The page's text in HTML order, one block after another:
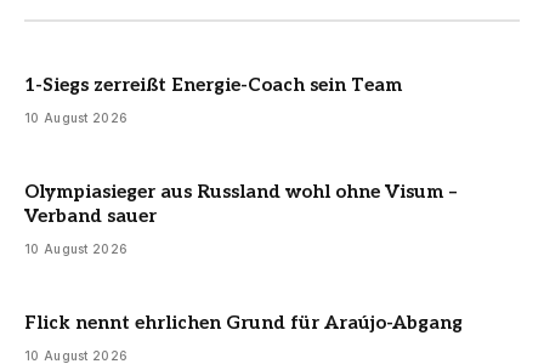
1-Siegs zerreißt Energie-Coach sein Team
10 August 2026
Olympiasieger aus Russland wohl ohne Visum –
Verband sauer
10 August 2026
Flick nennt ehrlichen Grund für Araújo-Abgang
10 August 2026